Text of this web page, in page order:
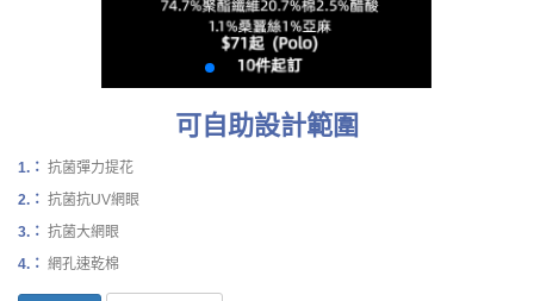
可自助設計範圍
1.： 抗菌彈力提花
2.： 抗菌抗UV網眼
3.： 抗菌大網眼
4.： 網孔速乾棉